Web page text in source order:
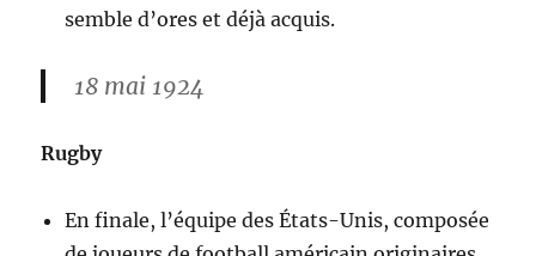
semble d’ores et déjà acquis.
18 mai 1924
Rugby
En finale, l’équipe des États-Unis, composée